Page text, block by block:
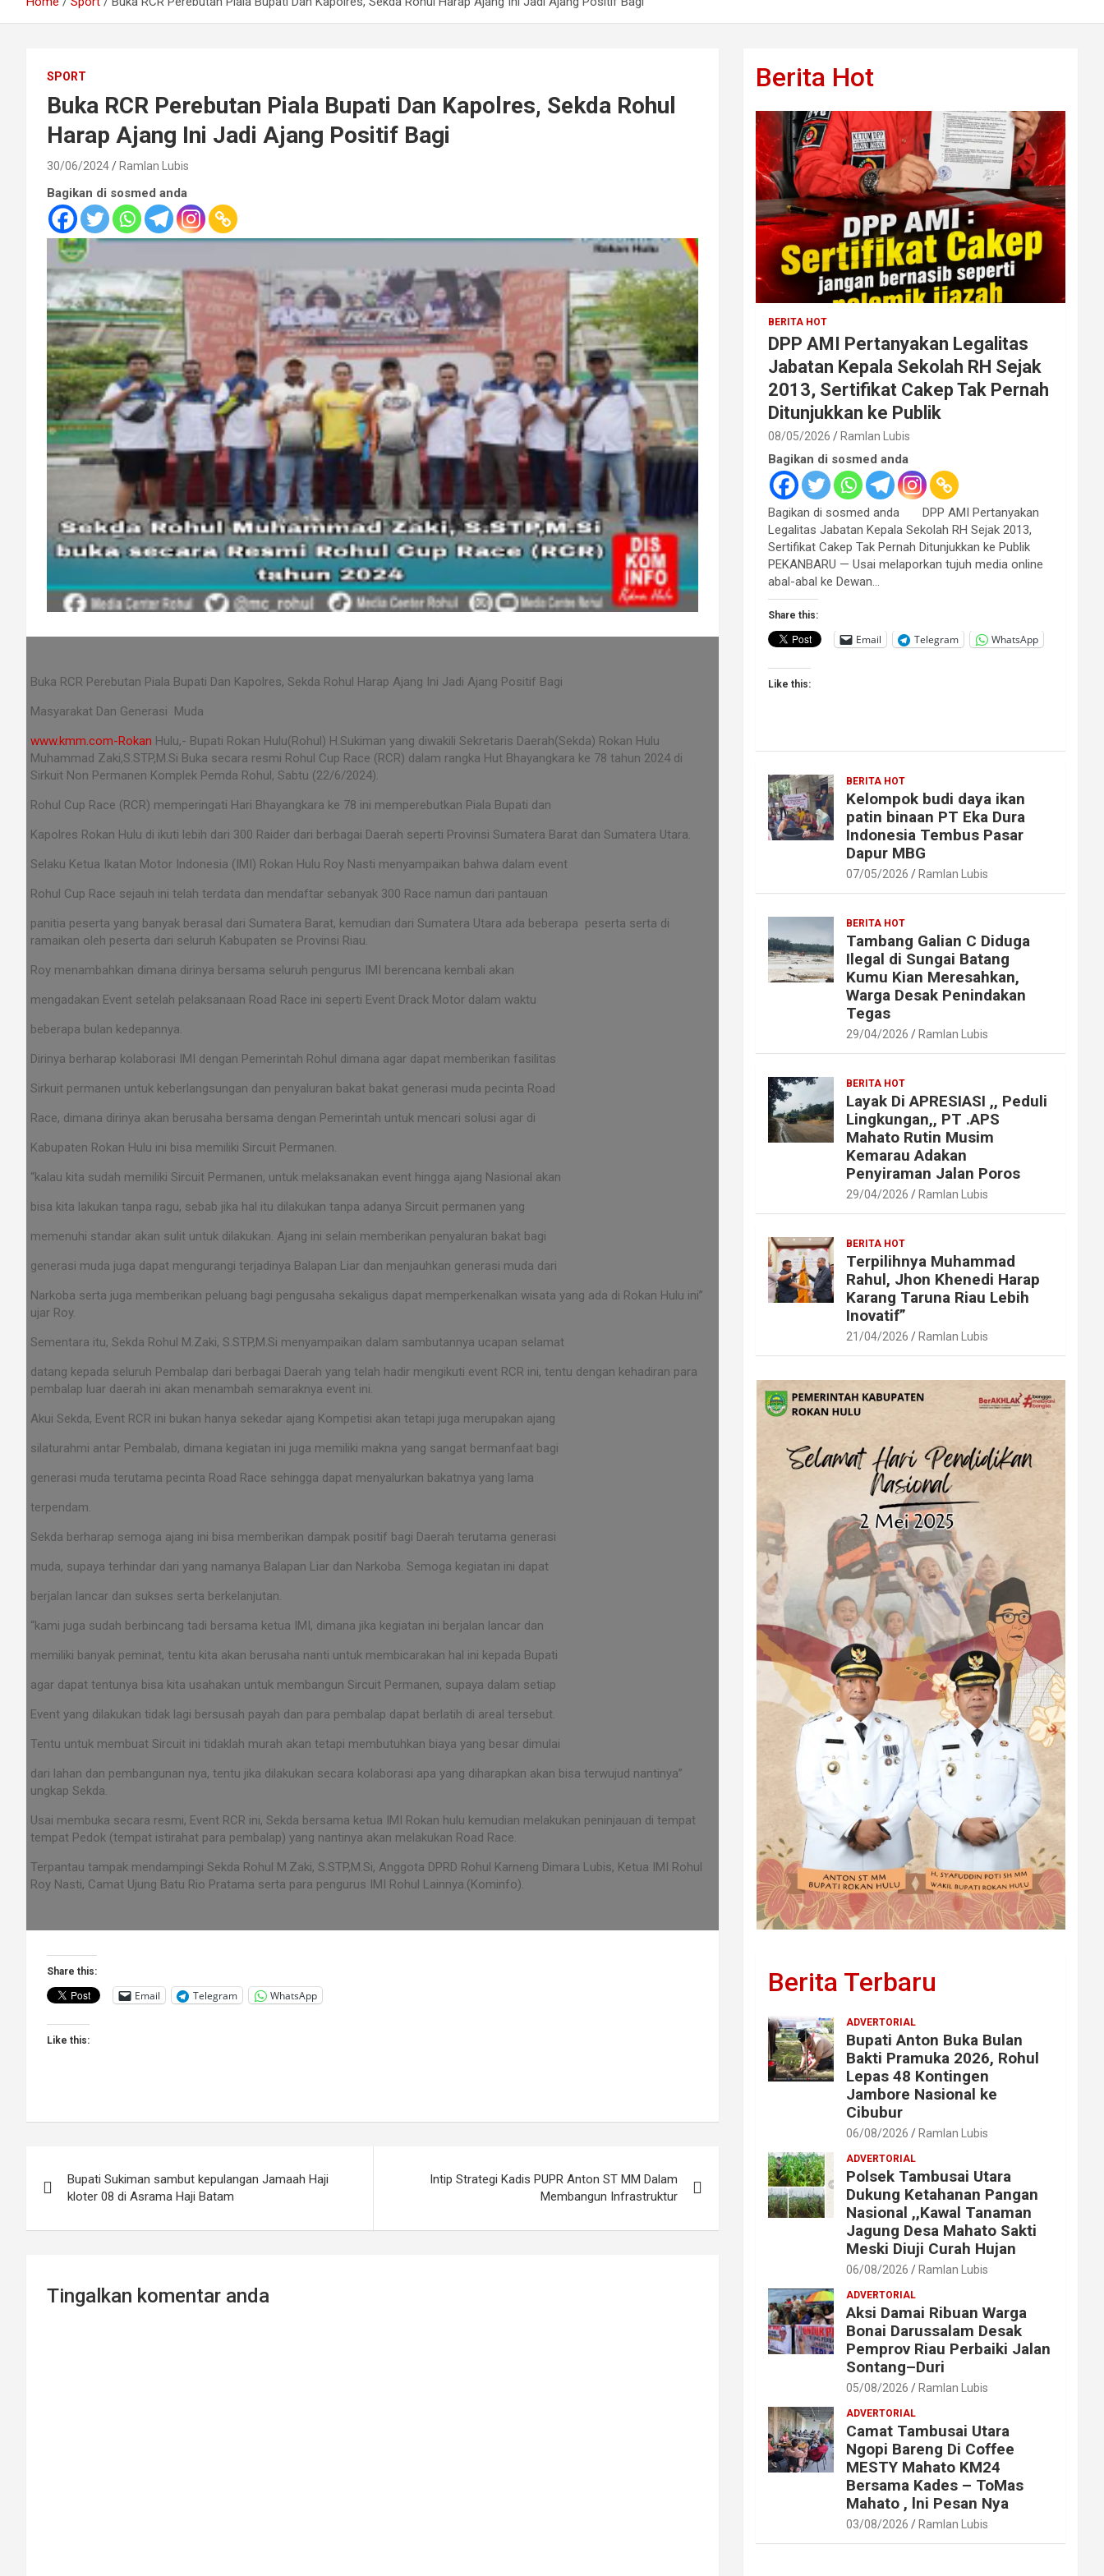
SPORT
Buka RCR Perebutan Piala Bupati Dan Kapolres, Sekda Rohul
Harap Ajang Ini Jadi Ajang Positif Bagi
30/06/2024 Ramlan Lubis
Bagikan di sosmed anda
Buka RCR Perebutan Piala Bupati Dan Kapolres, Sekda Rohul Harap Ajang Ini Jadi Ajang Positif Bagi
Masyarakat Dan Generasi Muda
www.kmm.com-Rokan Hulu,- Bupati Rokan Hulu(Rohul) H.Sukiman yang diwakili Sekretaris Daerah(Sekda) Rokan Hulu
Muhammad Zaki,S.STP,M.Si Buka secara resmi Rohul Cup Race (RCR) dalam rangka Hut Bhayangkara ke 78 tahun 2024 di
Sirkuit Non Permanen Komplek Pemda Rohul, Sabtu (22/6/2024).
Rohul Cup Race (RCR) memperingati Hari Bhayangkara ke 78 ini memperebutkan Piala Bupati dan
Kapolres Rokan Hulu di ikuti lebih dari 300 Raider dari berbagai Daerah seperti Provinsi Sumatera Barat dan Sumatera Utara.
Selaku Ketua Ikatan Motor Indonesia (IMI) Rokan Hulu Roy Nasti menyampaikan bahwa dalam event
Rohul Cup Race sejauh ini telah terdata dan mendaftar sebanyak 300 Race namun dari pantauan
panitia peserta yang banyak berasal dari Sumatera Barat, kemudian dari Sumatera Utara ada beberapa peserta serta di
ramaikan oleh peserta dari seluruh Kabupaten se Provinsi Riau.
Roy menambahkan dimana dirinya bersama seluruh pengurus IMI berencana kembali akan
mengadakan Event setelah pelaksanaan Road Race ini seperti Event Drack Motor dalam waktu
beberapa bulan kedepannya.
Dirinya berharap kolaborasi IMI dengan Pemerintah Rohul dimana agar dapat memberikan fasilitas
Sirkuit permanen untuk keberlangsungan dan penyaluran bakat bakat generasi muda pecinta Road
Race, dimana dirinya akan berusaha bersama dengan Pemerintah untuk mencari solusi agar di
Kabupaten Rokan Hulu ini bisa memiliki Sircuit Permanen.
“kalau kita sudah memiliki Sircuit Permanen, untuk melaksanakan event hingga ajang Nasional akan
bisa kita lakukan tanpa ragu, sebab jika hal itu dilakukan tanpa adanya Sircuit permanen yang
memenuhi standar akan sulit untuk dilakukan. Ajang ini selain memberikan penyaluran bakat bagi
generasi muda juga dapat mengurangi terjadinya Balapan Liar dan menjauhkan generasi muda dari
Narkoba serta juga memberikan peluang bagi pengusaha sekaligus dapat memperkenalkan wisata yang ada di Rokan Hulu ini”
ujar Roy.
Sementara itu, Sekda Rohul M.Zaki, S.STP,M.Si menyampaikan dalam sambutannya ucapan selamat
datang kepada seluruh Pembalap dari berbagai Daerah yang telah hadir mengikuti event RCR ini, tentu dengan kehadiran para
pembalap luar daerah ini akan menambah semaraknya event ini.
Akui Sekda, Event RCR ini bukan hanya sekedar ajang Kompetisi akan tetapi juga merupakan ajang
silaturahmi antar Pembalab, dimana kegiatan ini juga memiliki makna yang sangat bermanfaat bagi
generasi muda terutama pecinta Road Race sehingga dapat menyalurkan bakatnya yang lama
terpendam.
Sekda berharap semoga ajang ini bisa memberikan dampak positif bagi Daerah terutama generasi
muda, supaya terhindar dari yang namanya Balapan Liar dan Narkoba. Semoga kegiatan ini dapat
berjalan lancar dan sukses serta berkelanjutan.
“kami juga sudah berbincang tadi bersama ketua IMI, dimana jika kegiatan ini berjalan lancar dan
memiliki banyak peminat, tentu kita akan berusaha nanti untuk membicarakan hal ini kepada Bupati
agar dapat tentunya bisa kita usahakan untuk membangun Sircuit Permanen, supaya dalam setiap
Event yang dilakukan tidak lagi bersusah payah dan para pembalap dapat berlatih di areal tersebut.
Tentu untuk membuat Sircuit ini tidaklah murah akan tetapi membutuhkan biaya yang besar dimulai
dari lahan dan pembangunan nya, tentu jika dilakukan secara kolaborasi apa yang diharapkan akan bisa terwujud nantinya”
ungkap Sekda.
Usai membuka secara resmi, Event RCR ini, Sekda bersama ketua IMI Rokan hulu kemudian melakukan peninjauan di tempat
tempat Pedok (tempat istirahat para pembalap) yang nantinya akan melakukan Road Race.
Terpantau tampak mendampingi Sekda Rohul M.Zaki, S.STP,M.Si, Anggota DPRD Rohul Karneng Dimara Lubis, Ketua IMI Rohul
Roy Nasti, Camat Ujung Batu Rio Pratama serta para pengurus IMI Rohul Lainnya.(Kominfo).
Share this:
Email Telegram WhatsApp
Like this:
navigation
Bupati Sukiman sambut kepulangan Jamaah Haji
kloter 08 di Asrama Haji Batam
Intip Strategi Kadis PUPR Anton ST MM Dalam
Membangun Infrastruktur
Tingalkan komentar anda
Berita Hot
BERITA HOT
DPP AMI Pertanyakan Legalitas
Jabatan Kepala Sekolah RH Sejak
2013, Sertifikat Cakep Tak Pernah
Ditunjukkan ke Publik
08/05/2026 Ramlan Lubis
Bagikan di sosmed anda
Bagikan di sosmed anda DPP AMI Pertanyakan
Legalitas Jabatan Kepala Sekolah RH Sejak 2013,
Sertifikat Cakep Tak Pernah Ditunjukkan ke Publik
PEKANBARU — Usai melaporkan tujuh media online
abal-abal ke Dewan…
Share this:
Email Telegram WhatsApp
Like this:
BERITA HOT
Kelompok budi daya ikan
patin binaan PT Eka Dura
Indonesia Tembus Pasar
Dapur MBG
07/05/2026 Ramlan Lubis
BERITA HOT
Tambang Galian C Diduga
Ilegal di Sungai Batang
Kumu Kian Meresahkan,
Warga Desak Penindakan
Tegas
29/04/2026 Ramlan Lubis
BERITA HOT
Layak Di APRESIASI ,, Peduli
Lingkungan,, PT .APS
Mahato Rutin Musim
Kemarau Adakan
Penyiraman Jalan Poros
29/04/2026 Ramlan Lubis
BERITA HOT
Terpilihnya Muhammad
Rahul, Jhon Khenedi Harap
Karang Taruna Riau Lebih
Inovatif”
21/04/2026 Ramlan Lubis
Berita Terbaru
ADVERTORIAL
Bupati Anton Buka Bulan
Bakti Pramuka 2026, Rohul
Lepas 48 Kontingen
Jambore Nasional ke
Cibubur
06/08/2026 Ramlan Lubis
ADVERTORIAL
Polsek Tambusai Utara
Dukung Ketahanan Pangan
Nasional ,,Kawal Tanaman
Jagung Desa Mahato Sakti
Meski Diuji Curah Hujan
06/08/2026 Ramlan Lubis
ADVERTORIAL
Aksi Damai Ribuan Warga
Bonai Darussalam Desak
Pemprov Riau Perbaiki Jalan
Sontang–Duri
05/08/2026 Ramlan Lubis
ADVERTORIAL
Camat Tambusai Utara
Ngopi Bareng Di Coffee
MESTY Mahato KM24
Bersama Kades – ToMas
Mahato , lni Pesan Nya
03/08/2026 Ramlan Lubis